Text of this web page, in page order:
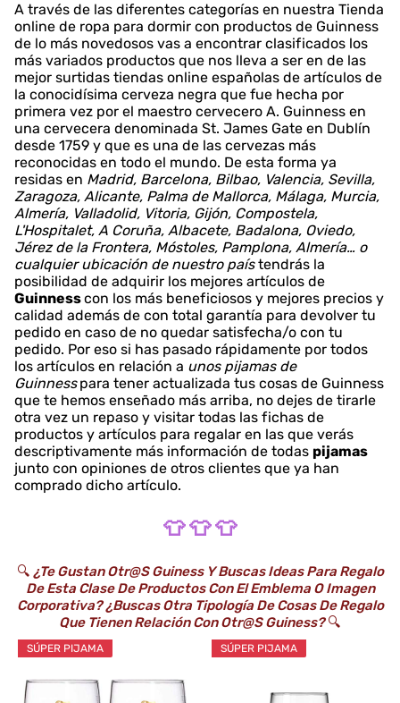
A través de las diferentes categorías en nuestra Tienda
online de ropa para dormir con productos de Guinness
de lo más novedosos vas a encontrar clasificados los
más variados productos que nos lleva a ser en de las
mejor surtidas tiendas online españolas de artículos de
la conocidísima cerveza negra que fue hecha por
primera vez por el maestro cervecero A. Guinness en
una cervecera denominada St. James Gate en Dublín
desde 1759 y que es una de las cervezas más
reconocidas en todo el mundo. De esta forma ya
residas en Madrid, Barcelona, Bilbao, Valencia, Sevilla,
Zaragoza, Alicante, Palma de Mallorca, Málaga, Murcia,
Almería, Valladolid, Vitoria, Gijón, Compostela,
L'Hospitalet, A Coruña, Albacete, Badalona, Oviedo,
Jérez de la Frontera, Móstoles, Pamplona, Almería… o
cualquier ubicación de nuestro paístendrás la
posibilidad de adquirir los mejores artículos de
Guinnesscon los más beneficiosos y mejores precios y
calidad además de con total garantía para devolver tu
pedido en caso de no quedar satisfecha/o con tu
pedido. Por eso si has pasado rápidamente por todos
los artículos en relación a unos pijamas de
Guinness para tener actualizada tus cosas de Guinness
que te hemos enseñado más arriba, no dejes de tirarle
otra vez un repaso y visitar todas las fichas de
productos y artículos para regalar en las que verás
descriptivamente más información de todas pijamas
junto con opiniones de otros clientes que ya han
comprado dicho artículo.
👕 👕 👕
🔍 ¿Te Gustan Otr@s Guiness Y Buscas Ideas Para Regalo
De Esta Clase De Productos Con El Emblema O Imagen
Corporativa? ¿Buscas Otra Tipología De Cosas De Regalo
Que Tienen Relación Con Otr@s Guiness?🔍
SÚPER PIJAMA SÚPER PIJAMA